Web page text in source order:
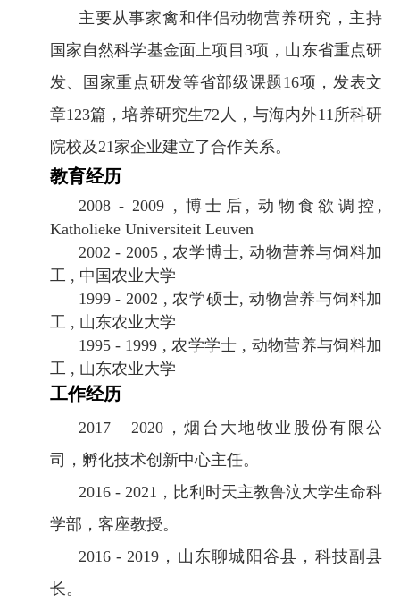
主要从事家禽和伴侣动物营养研究，主持
国家自然科学基金面上项目 3项，山东省重点研
发、国家重点研发等省部级课题16项，发表文
章123篇，培养研究生72 人，与海内外11所科研
院校及21家企业建立了合作关系。
教育经历
2008 - 2009 , 博士后 ,动物食欲调控 ,
Katholieke Universiteit Leuven
2002 - 2005 ,农学博士,动物营养与饲料加
工 , 中国农业大学
1999 - 2002 ,农学硕士,动物营养与饲料加
工 , 山东农业大学
1995 - 1999 ,农学学士 , 动物营养与饲料加
工 , 山东农业大学
工作经历
2017 – 2020 ，烟台大地牧业股份有限公
司，孵化技术创新中心主任。
2016 - 2021 ，比利时天主教鲁汶大学生命科
学部，客座教授。
2016 - 2019 ，山东聊城阳谷县，科技副县
长。